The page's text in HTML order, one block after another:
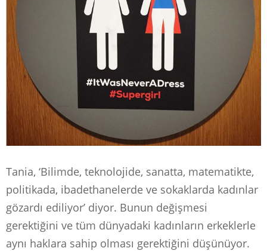
Tania, ‘Bilimde, teknolojide, sanatta, matematikte,
politikada, ibadethanelerde ve sokaklarda kadınlar
gözardı ediliyor’ diyor. Bunun değişmesi
gerektiğini ve tüm dünyadaki kadınların erkeklerle
aynı haklara sahip olması gerektiğini düşünüyor.